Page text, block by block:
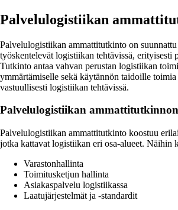
Palvelulogistiikan
Palvelulogistiikan ammattitutkinto on
työskentelevät logistiikan tehtävissä, erityisesti
Tutkinto antaa vahvan perustan logistiikan
ymmärtämiselle sekä käytännön taidoille
vastuullisesti logistiikan tehtävissä.
Palvelulogistiikan
Palvelulogistiikan ammattitutkinto koostuu
jotka kattavat logistiikan eri osa-alueet. Näihin
Varastonhallinta
Toimitusketjun hallinta
Asiakaspalvelu logistiikassa
Laatujärjestelmät ja -standardit